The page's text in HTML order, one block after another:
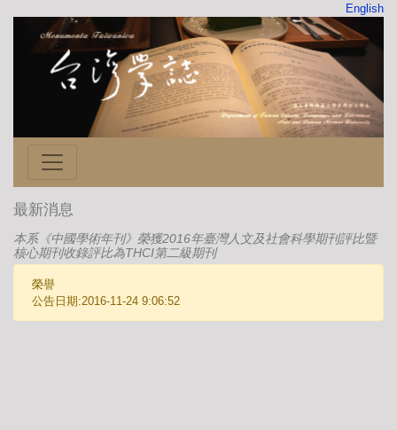
English
最新消息
本系《中國學術年刊》榮獲2016年臺灣人文及社會科學期刊評比暨
核心期刊收錄評比為THCI第二級期刊
榮譽
公告日期:2016-11-24 9:06:52